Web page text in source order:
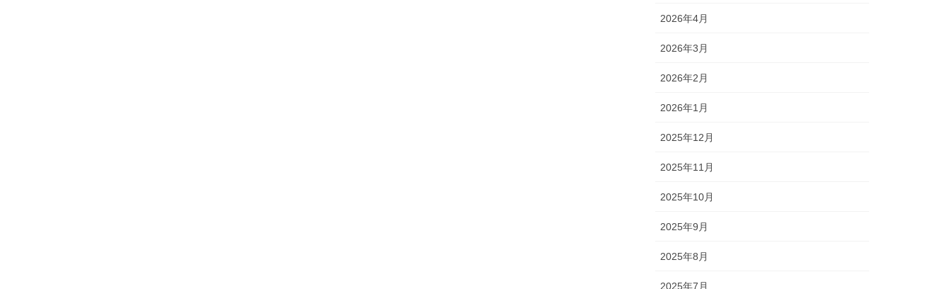
2026年4月
2026年3月
2026年2月
2026年1月
2025年12月
2025年11月
2025年10月
2025年9月
2025年8月
2025年7月